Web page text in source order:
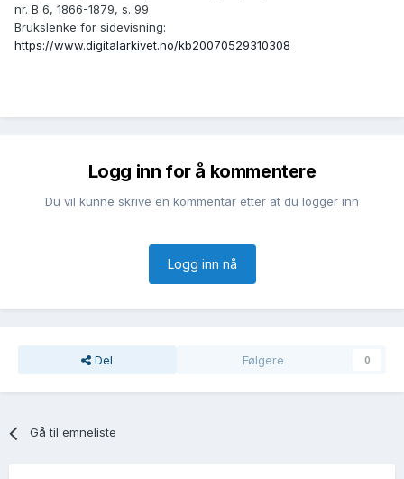
nr. B 6, 1866-1879, s. 99
Brukslenke for sidevisning:
https://www.digitalarkivet.no/kb20070529310308
Logg inn for å kommentere
Du vil kunne skrive en kommentar etter at du logger inn
Logg inn nå
Del Følgere 0
Gå til emneliste